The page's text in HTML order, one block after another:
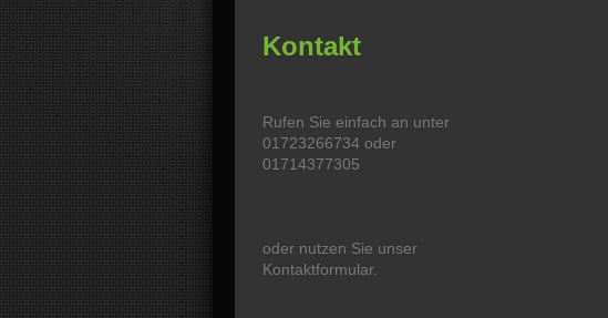
Kontakt
Rufen Sie einfach an unter
01723266734 oder
01714377305
oder nutzen Sie unser
Kontaktformular.